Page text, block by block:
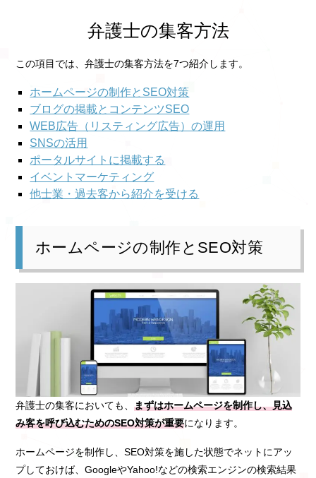
弁護士の集客方法
この項目では、弁護士の集客方法を7つ紹介します。
ホームページの制作とSEO対策
ブログの掲載とコンテンツSEO
WEB広告（リスティング広告）の運用
SNSの活用
ポータルサイトに掲載する
イベントマーケティング
他士業・過去客から紹介を受ける
ホームページの制作とSEO対策
弁護士の集客においても、まずはホームページを制作し、見込
み客を呼び込むためのSEO対策が重要になります。
ホームページを制作し、SEO対策を施した状態でネットにアッ
プしておけば、GoogleやYahoo!などの検索エンジンの検索結果